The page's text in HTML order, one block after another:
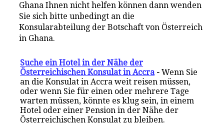
Ghana Ihnen nicht helfen können dann wenden
Sie sich bitte unbedingt an die
Konsularabteilung der Botschaft von Österreich
in Ghana.
Suche ein Hotel in der Nähe der
Österreichischen Konsulat in Accra-Wenn Sie
an die Konsulat in Accra weit reisen müssen,
oder wenn Sie für einen oder mehrere Tage
warten müssen, könnte es klug sein, in einem
Hotel oder einer Pension in der Nähe der
Österreichischen Konsulat zu bleiben.